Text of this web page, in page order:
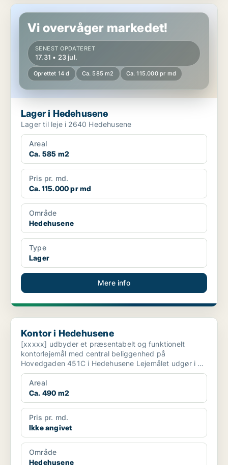
Lager i Hedehusene
Vi overvåger markedet!
SENEST OPDATERET
17.31 • 23 jul.
Oprettet 14 d Ca. 585 m2 Ca. 115.000 pr md
Lager i Hedehusene
Lager til leje i 2640 Hedehusene
Areal
Ca. 585 m2
Pris pr. md.
Ca. 115.000 pr md
Område
Hedehusene
Type
Lager
Mere info
Kontor i Hedehusene
Kontor i Hedehusene
[xxxxx] udbyder et præsentabelt og funktionelt
kontorlejemål med central beliggenhed på
Hovedgaden 451C i Hedehusene Lejemålet udgør i alt
481 m², heraf ...
Areal
Ca. 490 m2
Pris pr. md.
Ikke angivet
Område
Hedehusene